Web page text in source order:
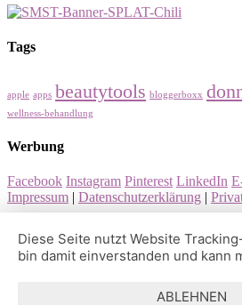
Tags
apple apps beautytools bloggerboxx
wellness-behandlung
Werbung
Facebook Instagram Pinterest LinkedIn
Impressum | Datenschutzerklärung |
Diese Seite nutzt Website
bin damit einverstanden und kann
ABLEHNEN